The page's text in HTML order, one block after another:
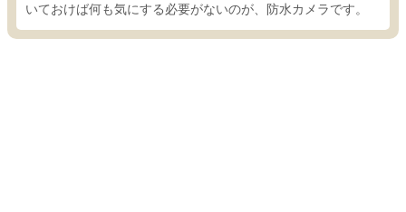
いておけば何も気にする必要がないのが、防水カメラです。